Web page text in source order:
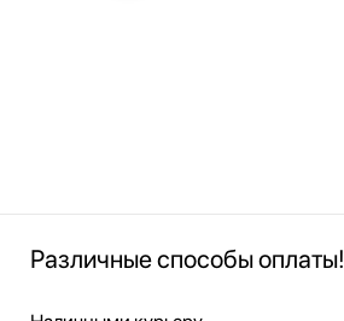
Различные способы оплаты!